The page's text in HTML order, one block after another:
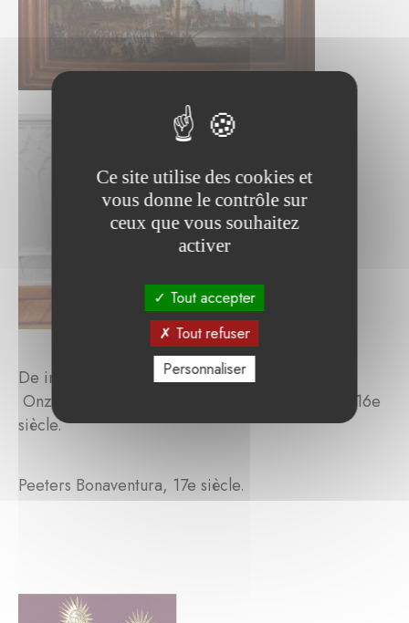
De intrede van Norbertus in Antwerpen,
Onze-Lieve-Vrouw met Kind, (artiste inconnu), 16e
siècle.
Peeters Bonaventura, 17e siècle.
Ce site utilise des cookies et
vous donne le contrôle sur
ceux que vous souhaitez
activer
Tout accepter
Tout refuser
Personnaliser